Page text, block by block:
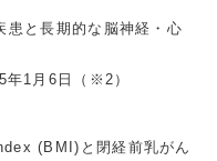
患と長期的な脳神経・心
1月6日（※2）
(BMI)と閉経前乳がん